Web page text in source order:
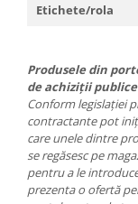
Etichete/rola
Produsele din
de achiziții
Conform legislației
contractante pot
care unele dintre
se regăsesc pe
pentru a le
prezenta o ofertă